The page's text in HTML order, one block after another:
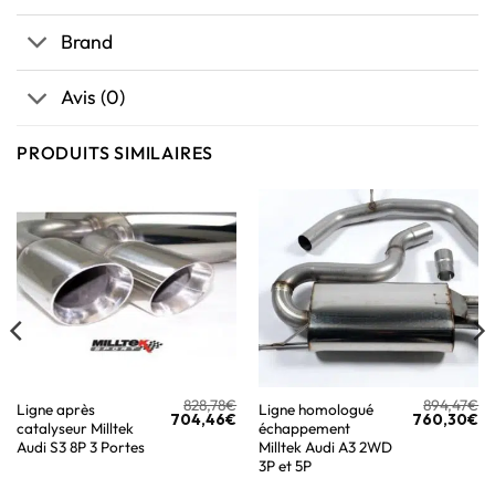
Brand
Avis (0)
PRODUITS SIMILAIRES
Ligne après
catalyseur Milltek
Audi S3 8P 3 Portes
828,78€
704,46€
Ligne homologué
échappement
Milltek Audi A3 2WD
3P et 5P
894,47€
760,30€